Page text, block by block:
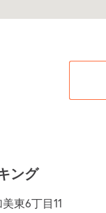
ング
東6丁目11